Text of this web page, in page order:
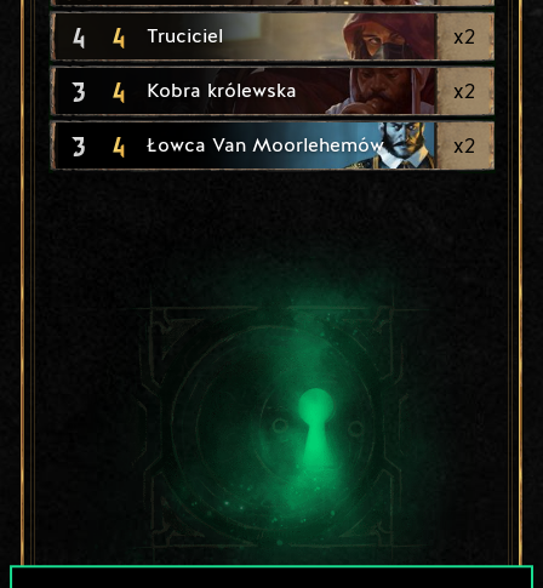
4 4 Truciciel x2
3 4 Kobra królewska x2
3 4 Łowca Van Moorlehemów x2